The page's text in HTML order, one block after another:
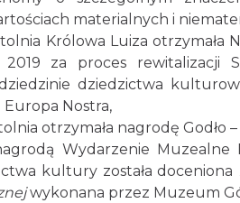
materialnych i
Królowa Luiza otrzymała
2019 za proces rewitalizacji
dziedzictwa
Europa Nostra,
otrzymała nagrodę Godło
Wydarzenie Muzealne
kultury została doceniona
wykonana przez Muzeum